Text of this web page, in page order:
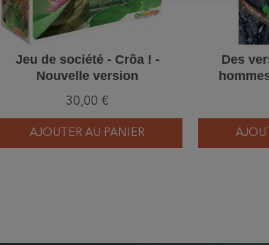
Jeu de société - Crôa ! -
Nouvelle version
30,00 €
AJOUTER AU PANIER
Des